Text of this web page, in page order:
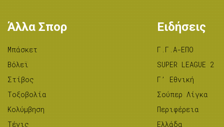
Άλλα Σπορ
Μπάσκετ
Βόλεϊ
Στίβος
Tοξοβολία
Κολύμβηση
Τένις
Ειδήσεις
Γ.Γ.Α-ΕΠΟ
SUPER LEAGUE 2
Γ’ Εθνική
Σούπερ Λίγκα
Περιφέρεια
Ελλάδα